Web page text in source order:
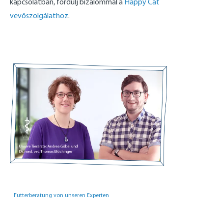
kapcsolatban, fordulj bizalommal a Happy Cat
vevőszolgálathoz.
Futterberatung von unseren Experten